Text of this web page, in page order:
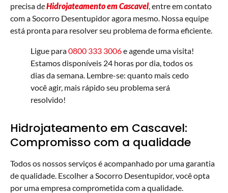
precisa deHidrojateamento em Cascavel, entre em contato
com a Socorro Desentupidor agora mesmo. Nossa equipe
está pronta para resolver seu problema de forma eficiente.
Ligue para0800 333 3006e agende uma visita!
Estamos disponíveis 24 horas por dia, todos os
dias da semana. Lembre-se: quanto mais cedo
você agir, mais rápido seu problema será
resolvido!
Hidrojateamento em Cascavel:
Compromisso com a qualidade
Todos os nossos serviços é acompanhado por uma garantia
de qualidade. Escolher a Socorro Desentupidor, você opta
por uma empresa comprometida com a qualidade.